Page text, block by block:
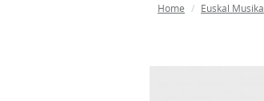
Home Euskal Musika